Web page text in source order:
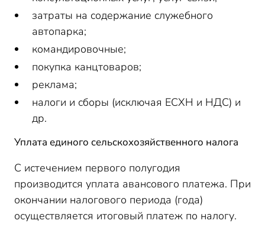
затраты на содержание служебного
автопарка;
командировочные;
покупка канцтоваров;
реклама;
налоги и сборы (исключая ЕСХН и НДС) и
др.
Уплата единого сельскохозяйственного налога
С истечением первого полугодия
производится уплата авансового платежа. При
окончании налогового периода (года)
осуществляется итоговый платеж по налогу.